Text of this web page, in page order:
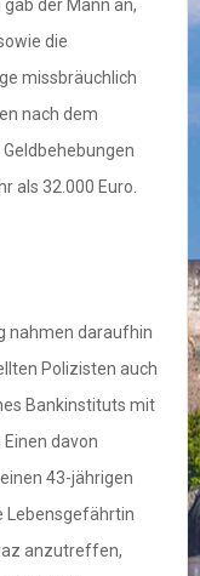
der Mann an,
die
missbräuchlich
nach dem
als 32.000 Euro.
nahmen daraufhin
Polizisten auch
Bankinstituts mit
davon
43-jährigen
Lebensgefährtin
anzutreffen,